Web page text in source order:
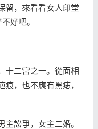
留，來看看女人印堂
好吧。
十二宮之一。從面相
，也不應有黑痣，
主訟爭，女主二婚。